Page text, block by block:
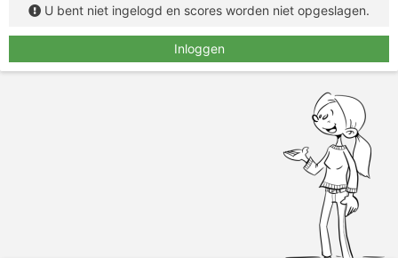
U bent niet ingelogd en scores worden niet opgeslagen.
Inloggen